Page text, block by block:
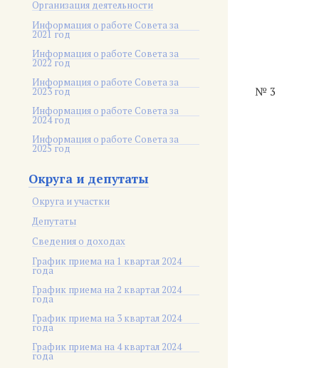
Организация деятельности
Информация о работе Совета за
2021 год
Информация о работе Совета за
2022 год
Информация о работе Совета за
2023 год
Информация о работе Совета за
2024 год
Информация о работе Совета за
2025 год
Округа и депутаты
Округа и участки
Депутаты
Сведения о доходах
График приема на 1 квартал 2024
года
График приема на 2 квартал 2024
года
График приема на 3 квартал 2024
года
График приема на 4 квартал 2024
года
№ 3